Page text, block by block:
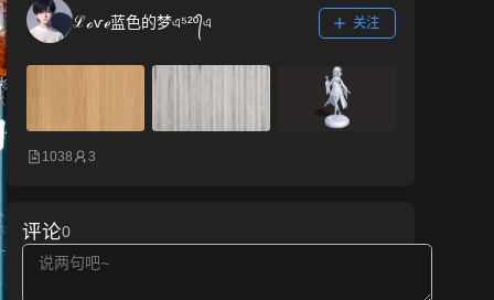
ℒℴѵℯ蓝色的梦এ⁵²º᭄এ 关注
1038 3
评论0